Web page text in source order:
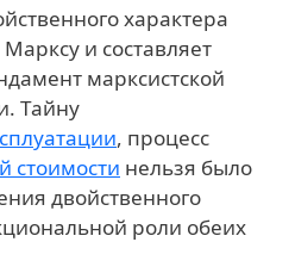
характера
и составляет
марксистской
Тайну
, процесс
стоимости нельзя было
двойственного
роли обеих